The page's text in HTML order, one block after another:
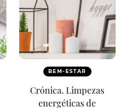
BEM-ESTAR
Crónica. Limpezas
energéticas de